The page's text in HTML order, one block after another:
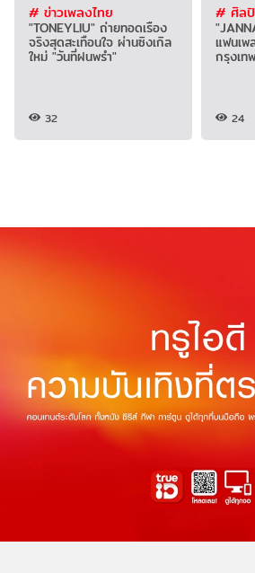
# ข่าวเพลงไทย
"TONEYLIU" ถ่ายทอดเรื่อง
จริงสุดสะเทือนใจ ผ่านซิงเกิล
ใหม่ "วันที่ฝนพรำ"
32
# ศิลปิ
แฟนเพ
กรุงเท
24